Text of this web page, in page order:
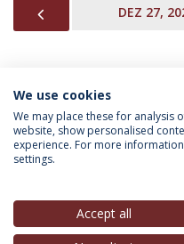
PREVIOUSDEZ 27,
INFORMAÇÃO PARA
We use cookies
We may place these for
website, show personalised
experience. For more
settings.
Accept all